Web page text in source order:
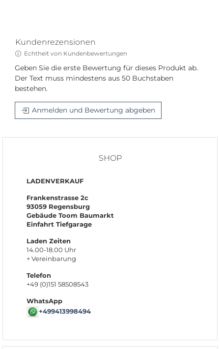
Kundenrezensionen
Echtheit von Kundenbewertungen
Geben Sie die erste Bewertung für dieses Produkt ab.
Der Text muss mindestens aus 50 Buchstaben
bestehen.
Anmelden und Bewertung abgeben
SHOP
LADENVERKAUF
Frankenstrasse 2c
93059 Regensburg
Gebäude Toom Baumarkt
Einfahrt Tiefgarage
Laden Zeiten
14.00-18.00 Uhr
+ Vereinbarung
Telefon
+49 (0)151 58508543
WhatsApp
+499413998494